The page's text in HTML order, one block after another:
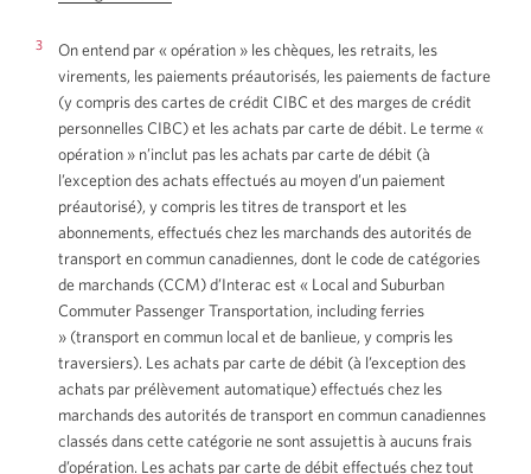
3
On entend par « opération » les chèques, les retraits, les
virements, les paiements préautorisés, les paiements de facture
(y compris des cartes de crédit CIBC et des marges de crédit
personnelles CIBC) et les achats par carte de débit. Le terme «
opération » n’inclut pas les achats par carte de débit (à
l’exception des achats effectués au moyen d’un paiement
préautorisé), y compris les titres de transport et les
abonnements, effectués chez les marchands des autorités de
transport en commun canadiennes, dont le code de catégories
de marchands (CCM) d’Interac est « Local and Suburban
Commuter Passenger Transportation, including ferries
» (transport en commun local et de banlieue, y compris les
traversiers). Les achats par carte de débit (à l’exception des
achats par prélèvement automatique) effectués chez les
marchands des autorités de transport en commun canadiennes
classés dans cette catégorie ne sont assujettis à aucuns frais
d’opération. Les achats par carte de débit effectués chez tout